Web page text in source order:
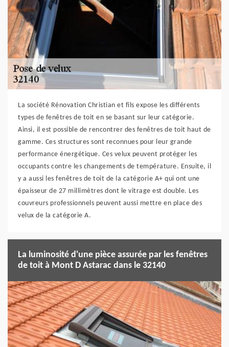
La société Rénovation Christian et fils expose les différents
types de fenêtres de toit en se basant sur leur catégorie.
Ainsi, il est possible de rencontrer des fenêtres de toit haut de
gamme. Ces structures sont reconnues pour leur grande
performance énergétique. Ces velux peuvent protéger les
occupants contre les changements de température. Ensuite, il
y a aussi les fenêtres de toit de la catégorie A+ qui ont une
épaisseur de 27 millimètres dont le vitrage est double. Les
couvreurs professionnels peuvent aussi mettre en place des
velux de la catégorie A.
La luminosité d'une pièce assurée par les fenêtres
de toit à Mont D Astarac dans le 32140